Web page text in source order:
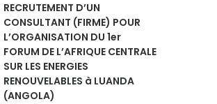
RECRUTEMENT D’UN
CONSULTANT (FIRME) POUR
L’ORGANISATION DU 1er
FORUM DE L’AFRIQUE CENTRALE
SUR LES ENERGIES
RENOUVELABLES à LUANDA
(ANGOLA)